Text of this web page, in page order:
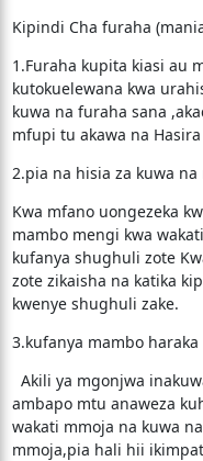
Kipindi Cha furaha
1.Furaha kupita kiasi au
kutokuelewana kwa
kuwa na furaha sana
mfupi tu akawa na
2.pia na hisia za kuwa
Kwa mfano uongezeka
mambo mengi kwa
kufanya shughuli zote
zote zikaisha na katika
kwenye shughuli zake.
3.kufanya mambo haraka
Akili ya mgonjwa
ambapo mtu anaweza
wakati mmoja na kuwa
mmoja,pia hali hii